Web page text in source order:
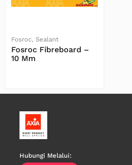
Fosroc Sealant
Fosroc Fibreboard –
10 Mm
Hubungi Melalui: